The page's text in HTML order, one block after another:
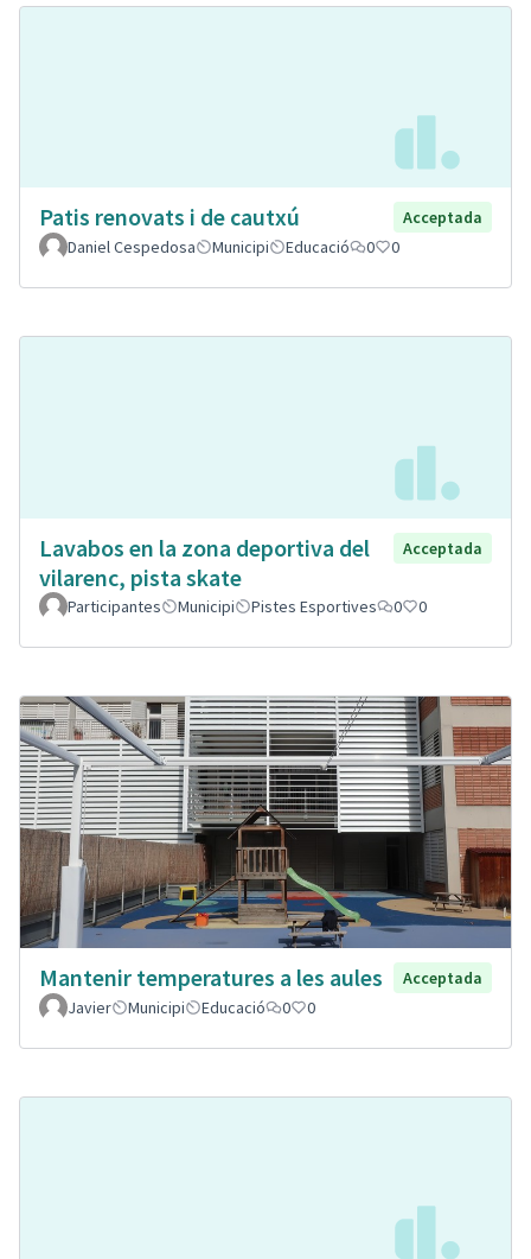
Patis renovats i de cautxú
Acceptada
Daniel Cespedosa
Municipi Educació 0 0
Lavabos en la zona deportiva del
vilarenc, pista skate
Acceptada
Participantes Municipi Pistes Esportives 0 0
Mantenir temperatures a les aules
Acceptada
Javier
Municipi Educació 0 0